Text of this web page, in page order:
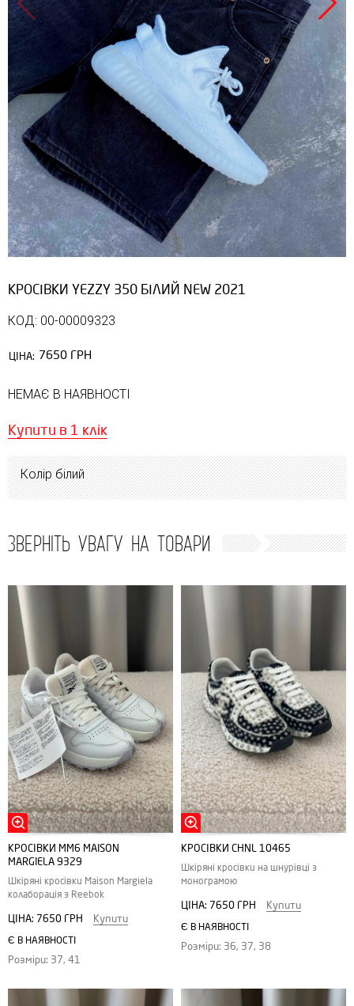
КРОСІВКИ YEZZY 350 БІЛИЙ NEW 2021
КОД: 00-00009323
ЦІНА: 7650 ГРН
НЕМАЄ В НАЯВНОСТІ
Купити в 1 клік
Колір білий
ЗВЕРНІТЬ УВАГУ НА ТОВАРИ
КРОСІВКИ MM6 MAISON
MARGIELA 9329
Шкіряні кросівки Maison Margiela
колаборація з Reebok
ЦІНА: 7650 ГРН Купити
Є В НАЯВНОСТІ
Розміри: 37, 41
КРОСІВКИ CHNL 10465
Шкіряні кросівки на шнурівці з
монограмою
ЦІНА: 7650 ГРН Купити
Є В НАЯВНОСТІ
Розміри: 36, 37, 38